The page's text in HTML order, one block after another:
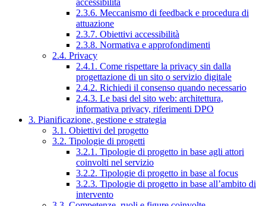
accessibilità
2.3.6. Meccanismo di feedback e procedura di
attuazione
2.3.7. Obiettivi accessibilità
2.3.8. Normativa e approfondimenti
2.4. Privacy
2.4.1. Come rispettare la privacy sin dalla
progettazione di un sito o servizio digitale
2.4.2. Richiedi il consenso quando necessario
2.4.3. Le basi del sito web: architettura,
informativa privacy, riferimenti DPO
3. Pianificazione, gestione e strategia
3.1. Obiettivi del progetto
3.2. Tipologie di progetti
3.2.1. Tipologie di progetto in base agli attori
coinvolti nel servizio
3.2.2. Tipologie di progetto in base al focus
3.2.3. Tipologie di progetto in base all’ambito di
intervento